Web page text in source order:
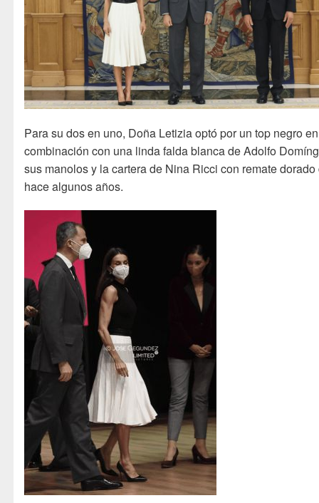
Para su dos en uno, Doña Letizia optó por un top negro en
combinación con una linda falda blanca de Adolfo
sus manolos y la cartera de Nina Ricci con remate dorado
hace algunos años.